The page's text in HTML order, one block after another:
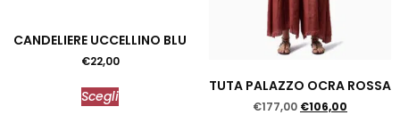
CANDELIERE UCCELLINO BLU
€22,00
Scegli
TUTA PALAZZO OCRA ROSSA
€177,00 €106,00